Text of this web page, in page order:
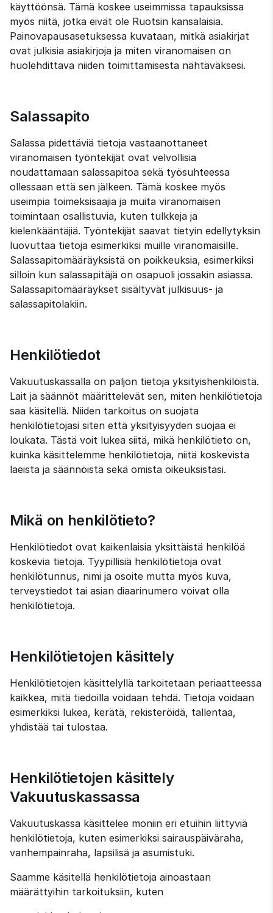
käyttöönsä. Tämä koskee useimmissa tapauksissa
myös niitä, jotka eivät ole Ruotsin kansalaisia.
Painovapausasetuksessa kuvataan, mitkä asiakirjat
ovat julkisia asiakirjoja ja miten viranomaisen on
huolehdittava niiden toimittamisesta nähtäväksesi.
Salassapito
Salassa pidettäviä tietoja vastaanottaneet
viranomaisen työntekijät ovat velvollisia
noudattamaan salassapitoa sekä työsuhteessa
ollessaan että sen jälkeen. Tämä koskee myös
useimpia toimeksisaajia ja muita viranomaisen
toimintaan osallistuvia, kuten tulkkeja ja
kielenkääntäjiä. Työntekijät saavat tietyin edellytyksin
luovuttaa tietoja esimerkiksi muille viranomaisille.
Salassapitomääräyksistä on poikkeuksia, esimerkiksi
silloin kun salassapitäjä on osapuoli jossakin asiassa.
Salassapitomääräykset sisältyvät julkisuus- ja
salassapitolakiin.
Henkilötiedot
Vakuutuskassalla on paljon tietoja yksityishenkilöistä.
Lait ja säännöt määrittelevät sen, miten henkilötietoja
saa käsitellä. Niiden tarkoitus on suojata
henkilötietojasi siten että yksityisyyden suojaa ei
loukata. Tästä voit lukea siitä, mikä henkilötieto on,
kuinka käsittelemme henkilötietoja, niitä koskevista
laeista ja säännöistä sekä omista oikeuksistasi.
Mikä on henkilötieto?
Henkilötiedot ovat kaikenlaisia yksittäistä henkilöä
koskevia tietoja. Tyypillisiä henkilötietoja ovat
henkilötunnus, nimi ja osoite mutta myös kuva,
terveystiedot tai asian diaarinumero voivat olla
henkilötietoja.
Henkilötietojen käsittely
Henkilötietojen käsittelyllä tarkoitetaan periaatteessa
kaikkea, mitä tiedoilla voidaan tehdä. Tietoja voidaan
esimerkiksi lukea, kerätä, rekisteröidä, tallentaa,
yhdistää tai tulostaa.
Henkilötietojen käsittely
Vakuutuskassassa
Vakuutuskassa käsittelee moniin eri etuihin liittyviä
henkilötietoja, kuten esimerkiksi sairauspäiväraha,
vanhempainraha, lapsilisä ja asumistuki.
Saamme käsitellä henkilötietoja ainoastaan
määrättyihin tarkoituksiin, kuten